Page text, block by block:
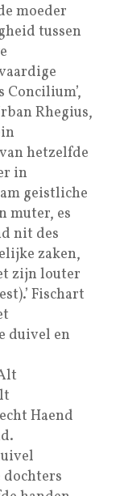
moeder
tussen
Concilium’,
Rhegius,
hetzelfde
in
geistliche
muter, es
nit des
zaken,
zijn louter
Fischart
duivel en
Haend